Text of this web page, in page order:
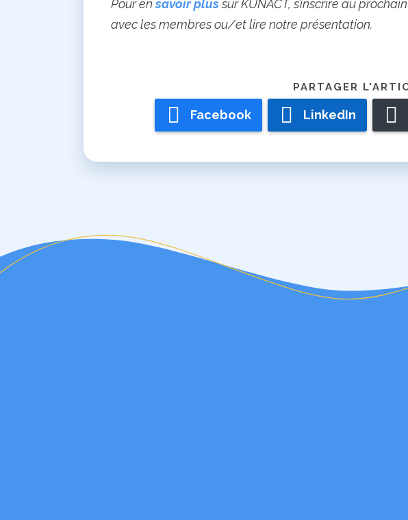
Pour ensavoir plussur KUNACT, s’inscrire au prochain
avec les membres ou/et lire notre présentation.
Facebook LinkedIn